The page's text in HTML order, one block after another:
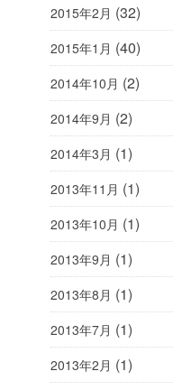
2015年2月 (32)
2015年1月 (40)
2014年10月 (2)
2014年9月 (2)
2014年3月 (1)
2013年11月 (1)
2013年10月 (1)
2013年9月 (1)
2013年8月 (1)
2013年7月 (1)
2013年2月 (1)